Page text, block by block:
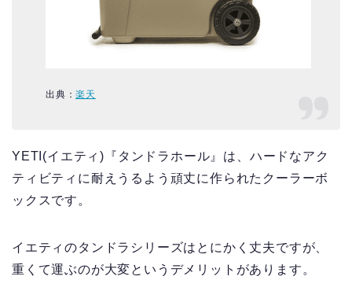
出典：楽天
YETI(イエティ)『タンドラホール』は、ハードなアク
ティビティに耐えうるよう頑丈に作られたクーラーボ
ックスです。
イエティのタンドラシリーズはとにかく丈夫ですが、
重くて運ぶのが大変というデメリットがあります。